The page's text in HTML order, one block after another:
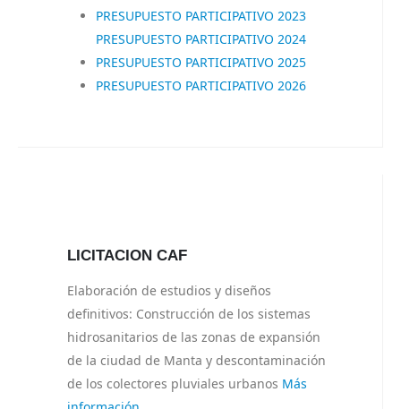
PRESUPUESTO PARTICIPATIVO 2023
PRESUPUESTO PARTICIPATIVO 2024
PRESUPUESTO PARTICIPATIVO 2025
PRESUPUESTO PARTICIPATIVO 2026
LICITACION CAF
Elaboración de estudios y diseños
definitivos: Construcción de los sistemas
hidrosanitarios de las zonas de expansión
de la ciudad de Manta y descontaminación
de los colectores pluviales urbanos Más